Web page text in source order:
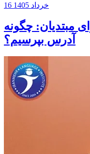
16 خرداد 1405
مبتدیان: چگونه
آدرس بپرسیم؟